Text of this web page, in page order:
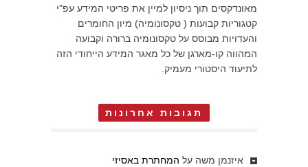
מאונדקסים תוך ניסיון למיין את פריטי המידע עפ"י
קטגוריות קבועות ( טקסונומיה) מיון החומרים
והעדויות מבוסס על טקסונומיה ברורה וקבועה
המהווה קו-מארגן של כל מאגר המידע הייחודי הזה
לתיעוד היסטורי מעמיק.
תגובות אחרונות
איזנמן משה על המחתרת באסיזי